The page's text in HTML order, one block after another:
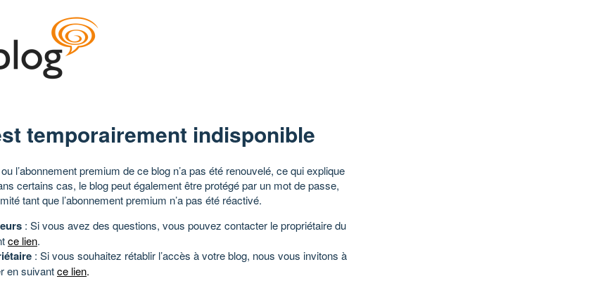
temporairement indisponible
l’abonnement premium de ce blog n’a pas été renouvelé, ce qui explique
certains cas, le blog peut également être protégé par un mot de passe,
tant que l’abonnement premium n’a pas été réactivé.
: Si vous avez des questions, vous pouvez contacter le propriétaire du
ce lien.
: Si vous souhaitez rétablir l’accès à votre blog, nous vous invitons à
en suivantce lien.